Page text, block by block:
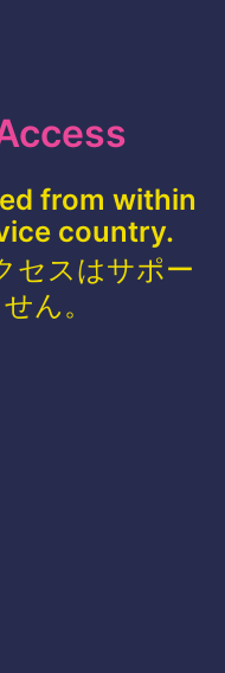
from within
country.
セスはサポー
ん。